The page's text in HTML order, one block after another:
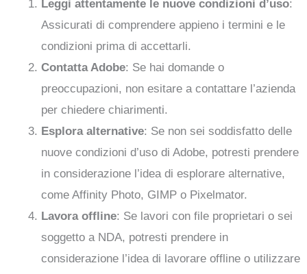
Leggi attentamente le nuove condizioni d’uso:
Assicurati di comprendere appieno i termini e le
condizioni prima di accettarli.
Contatta Adobe: Se hai domande o
preoccupazioni, non esitare a contattare l’azienda
per chiedere chiarimenti.
Esplora alternative: Se non sei soddisfatto delle
nuove condizioni d’uso di Adobe, potresti prendere
in considerazione l’idea di esplorare alternative,
come Affinity Photo, GIMP o Pixelmator.
Lavora offline: Se lavori con file proprietari o sei
soggetto a NDA, potresti prendere in
considerazione l’idea di lavorare offline o utilizzare